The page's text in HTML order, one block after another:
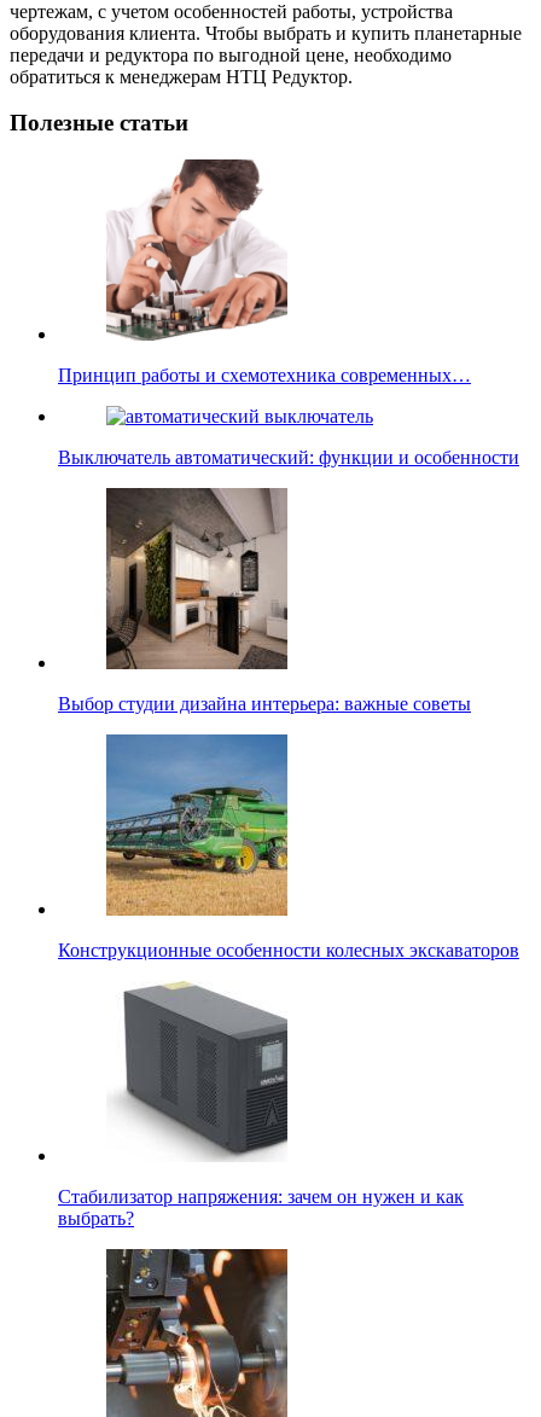
чертежам, с учетом особенностей работы, устройства
оборудования клиента. Чтобы выбрать и купить планетарные
передачи и редуктора по выгодной цене, необходимо
обратиться к менеджерам НТЦ Редуктор.
Полезные статьи
Принцип работы и схемотехника современных…
Выключатель автоматический: функции и особенности
Выбор студии дизайна интерьера: важные советы
Конструкционные особенности колесных экскаваторов
Стабилизатор напряжения: зачем он нужен и как
выбрать?